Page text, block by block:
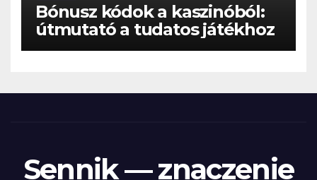
Bónusz kódok a kaszinóból:
útmutató a tudatos játékhoz
Sennik — znaczenie